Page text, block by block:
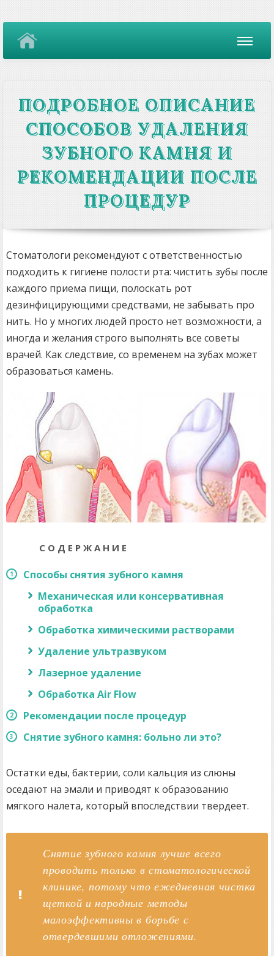
ПОДРОБНОЕ ОПИСАНИЕ
СПОСОБОВ УДАЛЕНИЯ
ЗУБНОГО КАМНЯ И
РЕКОМЕНДАЦИИ ПОСЛЕ
ПРОЦЕДУР
Стоматологи рекомендуют с ответственностью
подходить к гигиене полости рта: чистить зубы после
каждого приема пищи, полоскать рот
дезинфицирующими средствами, не забывать про
нить. Но у многих людей просто нет возможности, а
иногда и желания строго выполнять все советы
врачей. Как следствие, со временем на зубах может
образоваться камень.
СОДЕРЖАНИЕ
Способы снятия зубного камня
Механическая или консервативная
обработка
Обработка химическими растворами
Удаление ультразвуком
Лазерное удаление
Обработка Air Flow
Рекомендации после процедур
Снятие зубного камня: больно ли это?
Остатки еды, бактерии, соли кальция из слюны
оседают на эмали и приводят к образованию
мягкого налета, который впоследствии твердеет.
Снятие зубного камня лучше всего
проводить только в стоматологической
клинике, потому что ежедневная чистка
щеткой и народные методы
малоэффективны в борьбе с
отвердевшими отложениями.